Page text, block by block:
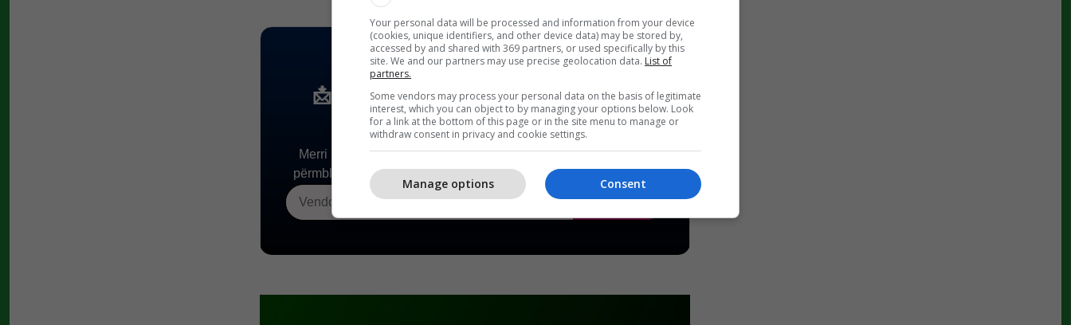
Your personal data will be processed and information from your device
(cookies, unique identifiers, and other device data) may be stored by,
accessed by and shared with 369 partners, or used specifically by this
site. We and our partners may use precise geolocation data. List of
partners.
Some vendors may process your personal data on the basis of legitimate
interest, which you can object to by managing your options below. Look
for a link at the bottom of this page or in the site menu to manage or
withdraw consent in privacy and cookie settings.
Consent
Manage options